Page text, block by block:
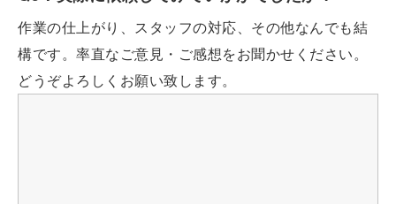
作業の仕上がり、スタッフの対応、その他なんでも結
構です。率直なご意見・ご感想をお聞かせください。
どうぞよろしくお願い致します。